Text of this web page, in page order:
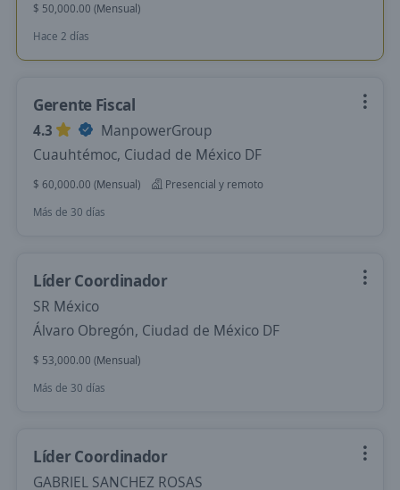
$ 50,000.00 (Mensual)
Hace 2 días
Gerente Fiscal
4.3
ManpowerGroup
Cuauhtémoc, Ciudad de México DF
$ 60,000.00 (Mensual)
Presencial y remoto
Más de 30 días
Líder Coordinador
SR México
Álvaro Obregón, Ciudad de México DF
$ 53,000.00 (Mensual)
Más de 30 días
Líder Coordinador
GABRIEL SANCHEZ ROSAS